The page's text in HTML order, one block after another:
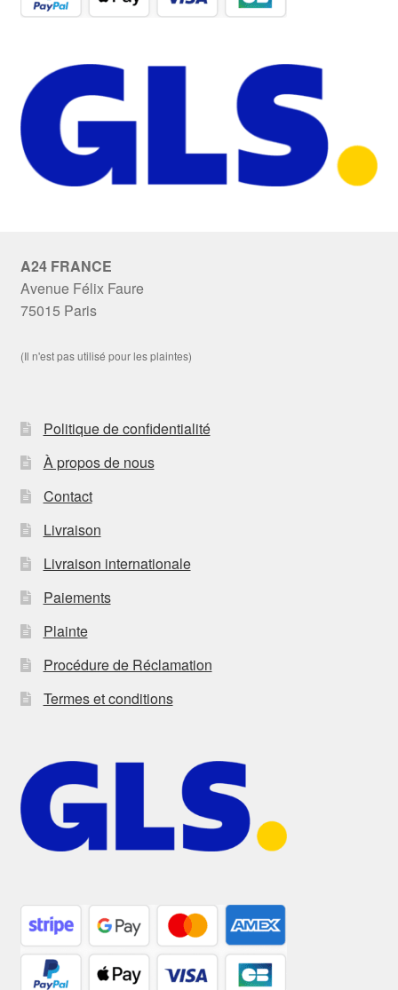
A24 FRANCE
Avenue Félix Faure
75015 Paris
(Il n'est pas utilisé pour les plaintes)
Politique de confidentialité
À propos de nous
Contact
Livraison
Livraison internationale
Paiements
Plainte
Procédure de Réclamation
Termes et conditions